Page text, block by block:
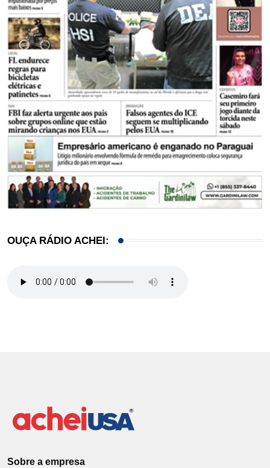
OUÇA RÁDIO ACHEI:
Sobre a empresa